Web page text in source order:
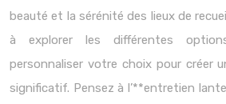
beauté et la sérénité des lieux de
à explorer les différentes
personnaliser votre choix pour créer
significatif. Pensez à l’**entretien